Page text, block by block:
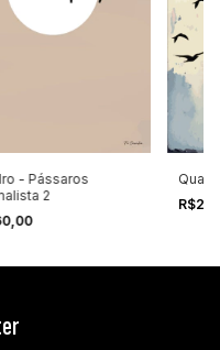
- Pássaros
2